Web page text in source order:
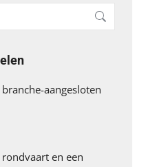
aangesloten
en een